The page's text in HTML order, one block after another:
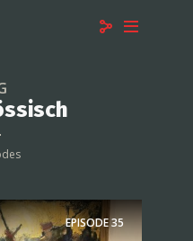
EPISODE35